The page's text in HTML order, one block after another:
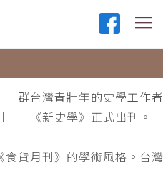
一群台灣青壯年的史學工作
──《新史學》正式出刊。
食貨月刊》的學術風格。台